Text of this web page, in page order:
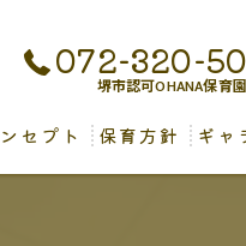
072-320-
堺市認可OHANA保育園
セプト 保育方針 ギャ